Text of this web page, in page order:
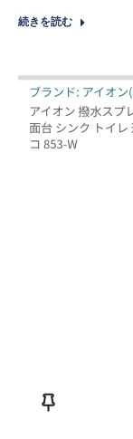
続きを読む